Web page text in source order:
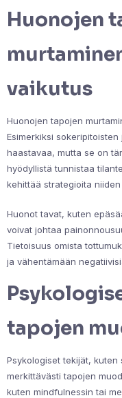
Huonojen
vaikutus
Huonojen tapojen
Esimerkiksi
haastavaa, mutta se on
hyödyllistä tunnistaa
kehittää strategioita niiden
Huonot tavat, kuten
voivat johtaa
Tietoisuus omista
ja vähentämään
tapojen
Psykologiset tekijät,
merkittävästi tapojen
kuten mindfulnessin tai